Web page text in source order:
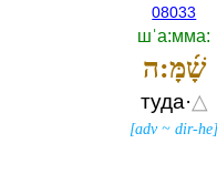
08033
шˈа:мма:‎
שָׁ֜מָּ:ה
туда·△
[adv~dir-he]